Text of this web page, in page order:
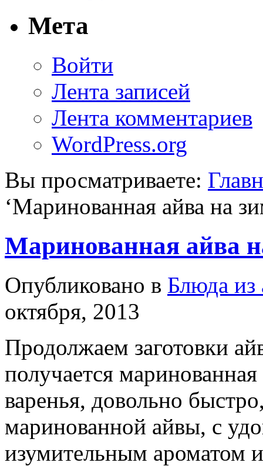
Мета
Войти
Лента записей
Лента комментариев
WordPress.org
Вы просматриваете:
‘Маринованная айва на
Маринованная айва
Опубликовано в Блюда из
октября, 2013
Продолжаем заготовки
получается
варенья, довольно
маринованной айвы, с
изумительным ароматом